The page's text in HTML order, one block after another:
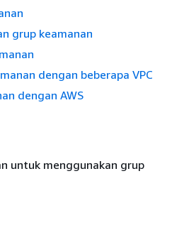
grup keamanan
dengan beberapa VPC
dengan AWS
untuk menggunakan grup